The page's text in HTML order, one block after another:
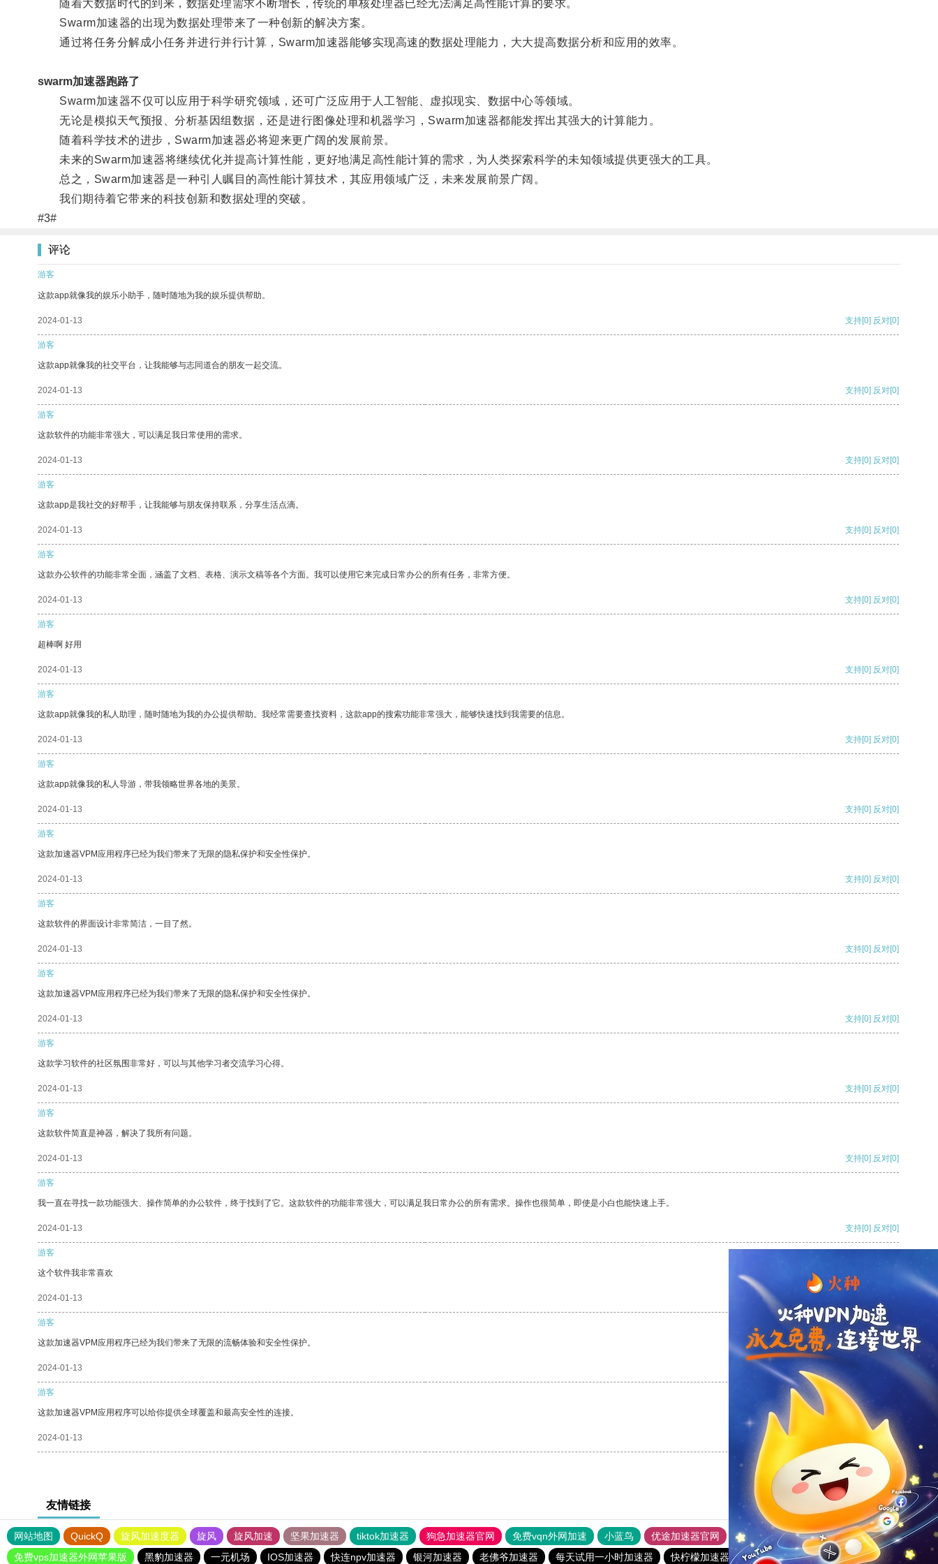
随着大数据时代的到来，数据处理需求不断增长，传统的单核处理器已经无法满足高性能计算的要求。
Swarm加速器的出现为数据处理带来了一种创新的解决方案。
通过将任务分解成小任务并进行并行计算，Swarm加速器能够实现高速的数据处理能力，大大提高数据分析和应用的效率。
swarm加速器跑路了
Swarm加速器不仅可以应用于科学研究领域，还可广泛应用于人工智能、虚拟现实、数据中心等领域。
无论是模拟天气预报、分析基因组数据，还是进行图像处理和机器学习，Swarm加速器都能发挥出其强大的计算能力。
随着科学技术的进步，Swarm加速器必将迎来更广阔的发展前景。
未来的Swarm加速器将继续优化并提高计算性能，更好地满足高性能计算的需求，为人类探索科学的未知领域提供更强大的工具。
总之，Swarm加速器是一种引人瞩目的高性能计算技术，其应用领域广泛，未来发展前景广阔。
我们期待着它带来的科技创新和数据处理的突破。
#3#
评论
游客
这款app就像我的娱乐小助手，随时随地为我的娱乐提供帮助。
2024-01-13 支持[0] 反对[0]
游客
这款app就像我的社交平台，让我能够与志同道合的朋友一起交流。
2024-01-13 支持[0] 反对[0]
游客
这款软件的功能非常强大，可以满足我日常使用的需求。
2024-01-13 支持[0] 反对[0]
游客
这款app是我社交的好帮手，让我能够与朋友保持联系，分享生活点滴。
2024-01-13 支持[0] 反对[0]
游客
这款办公软件的功能非常全面，涵盖了文档、表格、演示文稿等各个方面。我可以使用它来完成日常办公的所有任务，非常方便。
2024-01-13 支持[0] 反对[0]
游客
超棒啊 好用
2024-01-13 支持[0] 反对[0]
游客
这款app就像我的私人助理，随时随地为我的办公提供帮助。我经常需要查找资料，这款app的搜索功能非常强大，能够快速找到我需要的信息。
2024-01-13 支持[0] 反对[0]
游客
这款app就像我的私人导游，带我领略世界各地的美景。
2024-01-13 支持[0] 反对[0]
游客
这款加速器VPM应用程序已经为我们带来了无限的隐私保护和安全性保护。
2024-01-13 支持[0] 反对[0]
游客
这款软件的界面设计非常简洁，一目了然。
2024-01-13 支持[0] 反对[0]
游客
这款加速器VPM应用程序已经为我们带来了无限的隐私保护和安全性保护。
2024-01-13 支持[0] 反对[0]
游客
这款学习软件的社区氛围非常好，可以与其他学习者交流学习心得。
2024-01-13 支持[0] 反对[0]
游客
这款软件简直是神器，解决了我所有问题。
2024-01-13 支持[0] 反对[0]
游客
我一直在寻找一款功能强大、操作简单的办公软件，终于找到了它。这款软件的功能非常强大，可以满足我日常办公的所有需求。操作也很简单，即使是小白也能快速上手。
2024-01-13 支持[0] 反对[0]
游客
这个软件我非常喜欢
2024-01-13
游客
这款加速器VPM应用程序已经为我们带来了无限的流畅体验和安全性保护。
2024-01-13 反对
游客
这款加速器VPM应用程序可以给你提供全球覆盖和最高安全性的连接。
2024-01-13 反对[0]
友情链接
网站地图 QuickQ 旋风加速度器 旋风 旋风加速 坚果加速器 tiktok加速器 狗急加速器官网 免费vqn外网加速 小蓝鸟 优途加速器官网 风驰加速器 旋风加速器
八戒看书
免费vps加速器外网苹果版
黑豹加速器 一元机场 IOS加速器 快连npv加速器 银河加速器 老佛爷加速器 每天试用一小时加速器 快柠檬加速器 十大免费海外加速神器 海鸥加速器